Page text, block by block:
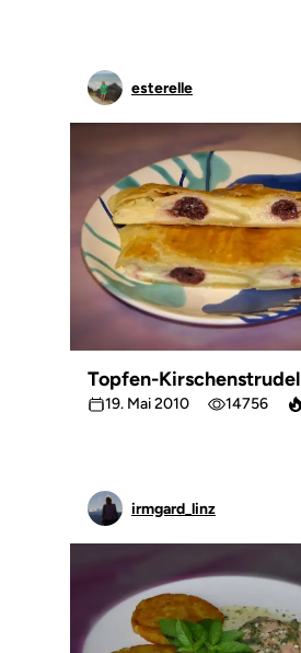
esterelle
Topfen-Kirschenstrudel
19. Mai 2010 14756
irmgard_linz